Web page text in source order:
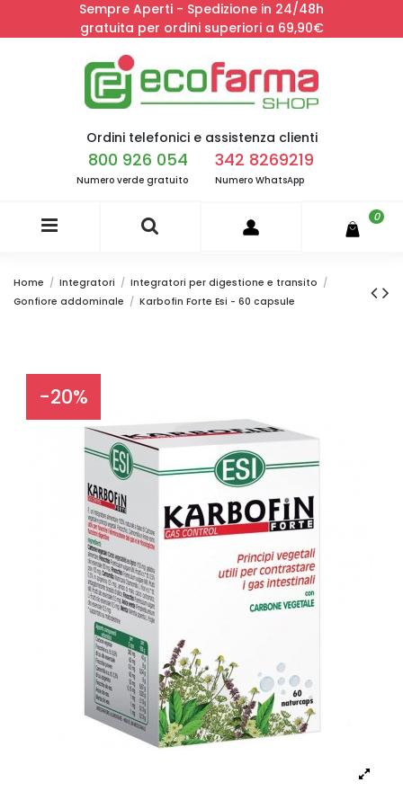
Sempre Aperti - Spedizione in 24/48h
gratuita per ordini superiori a 69,90€
Ordini telefonici e assistenza clienti
800 926 054
Numero verde gratuito
342 8269219
Numero WhatsApp
0
Home Integratori
Integratori per digestione e transito
Gonfiore addominale
Karbofin Forte Esi - 60 capsule
-20%